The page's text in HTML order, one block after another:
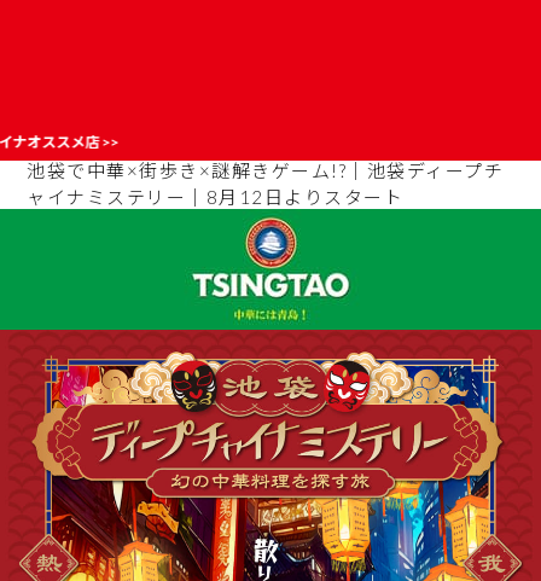
池袋で中華×街歩き×謎解きゲーム!?｜池袋ディープチ
ャイナミステリー｜8月12日よりスタート